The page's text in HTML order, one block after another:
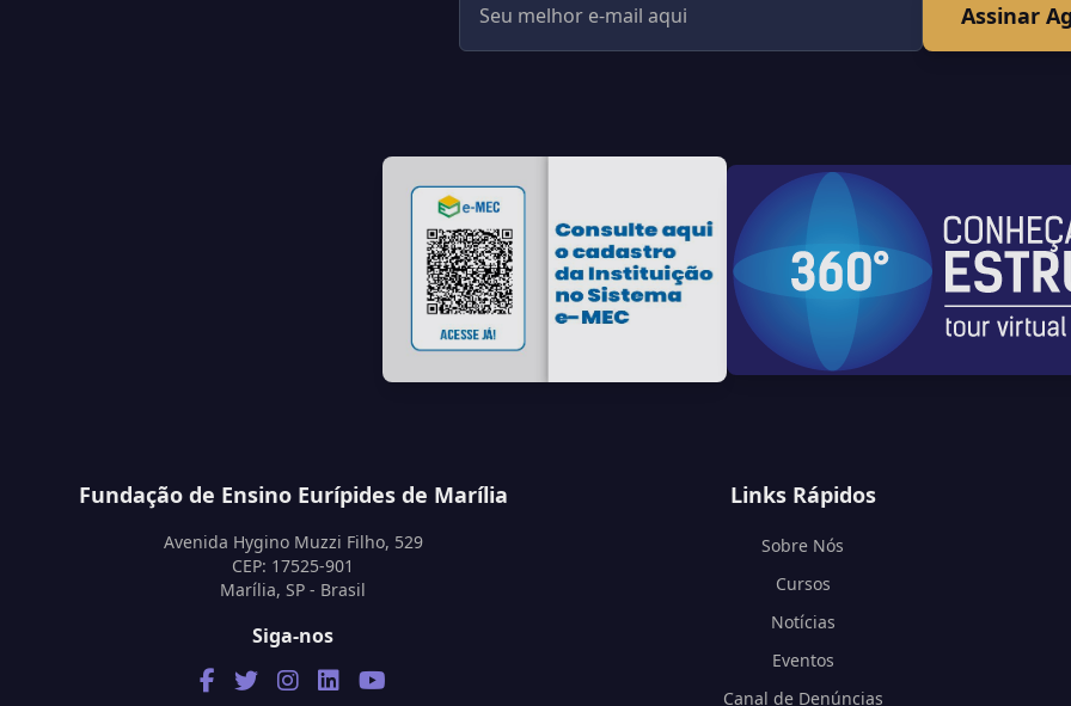
Assinar
Fundação de Ensino Eurípides de Marília
Avenida Hygino Muzzi Filho, 529
CEP: 17525-901
Marília, SP - Brasil
Siga-nos
Links Rápidos
Sobre Nós
Cursos
Notícias
Eventos
Canal de Denúncias